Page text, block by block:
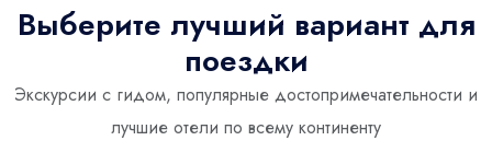
Выберите лучший вариант для
поездки
Экскурсии с гидом, популярные достопримечательности и
лучшие отели по всему континенту